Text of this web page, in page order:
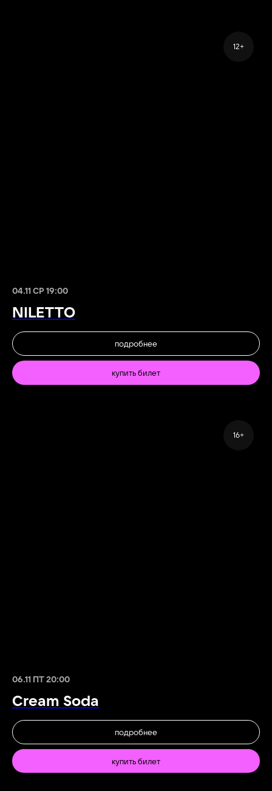
12+
04.11 СР 19:00
NILETTO
подробнее
купить билет
16+
06.11 ПТ 20:00
Cream Soda
подробнее
купить билет